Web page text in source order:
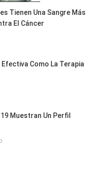
Tienen Una Sangre Más
El Cáncer
Efectiva Como La Terapia
Muestran Un Perfil